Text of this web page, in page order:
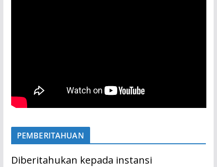
PEMBERITAHUAN
Diberitahukan kepada instansi